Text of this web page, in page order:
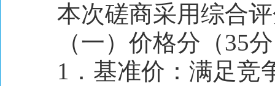
本次磋商采用综合
（一）价格分（35
1．基准价：满足竞